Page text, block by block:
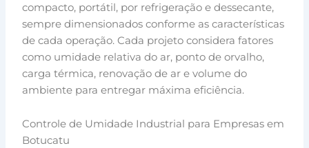
compacto, portátil, por refrigeração e dessecante,
sempre dimensionados conforme as características
de cada operação. Cada projeto considera fatores
como umidade relativa do ar, ponto de orvalho,
carga térmica, renovação de ar e volume do
ambiente para entregar máxima eficiência.
Controle de Umidade Industrial para Empresas em
Botucatu